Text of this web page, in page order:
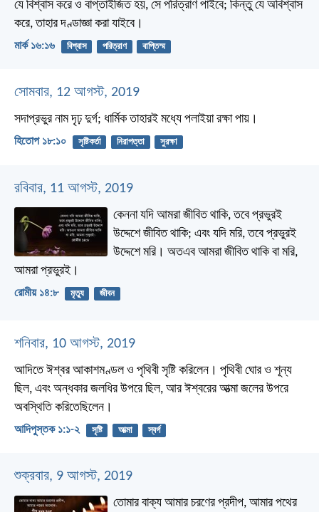
যে বিশ্বাস করে ও বাপ্তাইজিত হয়, সে পরিত্রাণ পাইবে; কিন্তু যে অবিশ্বাস
করে, তাহার দণ্ডাজ্ঞা করা যাইবে।
মার্ক ১৬:১৬ বিশ্বাস পরিত্রাণ বাপ্তিস্ম
সোমবার, 12 আগস্ট, 2019
সদাপ্রভুর নাম দৃঢ় দুর্গ; ধার্মিক তাহারই মধ্যে পলাইয়া রক্ষা পায়।
হিতোপ ১৮:১০ সৃষ্টিকর্তা নিরাপত্তা সুরক্ষা
রবিবার, 11 আগস্ট, 2019
কেননা যদি আমরা জীবিত থাকি, তবে প্রভুরই
উদ্দেশে জীবিত থাকি; এবং যদি মরি, তবে প্রভুরই
উদ্দেশে মরি। অতএব আমরা জীবিত থাকি বা মরি,
আমরা প্রভুরই।
রোমীয় ১৪:৮ মৃত্যু জীবন
শনিবার, 10 আগস্ট, 2019
আদিতে ঈশ্বর আকাশমণ্ডল ও পৃথিবী সৃষ্টি করিলেন। পৃথিবী ঘোর ও শূন্য
ছিল, এবং অন্ধকার জলধির উপরে ছিল, আর ঈশ্বরের আত্মা জলের উপরে
অবস্থিতি করিতেছিলেন।
আদিপুস্তক ১:১-২ সৃষ্টি আত্মা স্বর্গ
শুক্রবার, 9 আগস্ট, 2019
তোমার বাক্য আমার চরণের প্রদীপ, আমার পথের